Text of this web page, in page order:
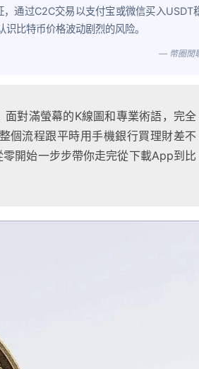
通过C2C交易以支付宝或微信买入USDT
比特币价格波动剧烈的风险。
— 幣圈閒
對滿螢幕的K線圖和專業術語，完全
個流程跟平時用手機銀行買理財差不
開始一步步帶你走完從下載App到比